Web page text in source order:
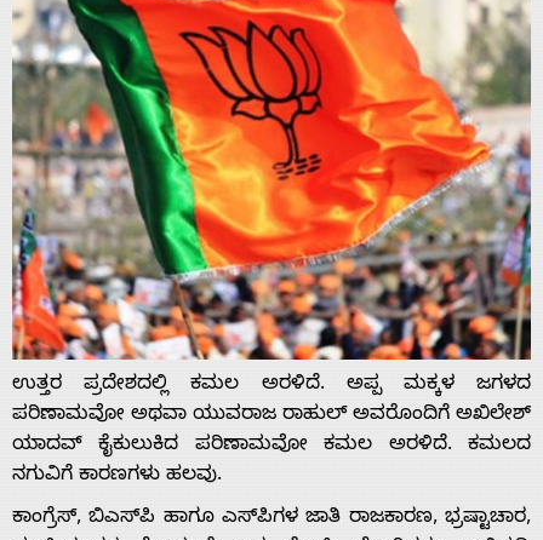
ಉತ್ತರ ಪ್ರದೇಶದಲ್ಲಿ ಕಮಲ ಅರಳಿದೆ. ಅಪ್ಪ ಮಕ್ಕಳ ಜಗಳದ
ಪರಿಣಾಮವೋ ಅಥವಾ ಯುವರಾಜ ರಾಹುಲ್ ಅವರೊಂದಿಗೆ ಅಖಿಲೇಶ್
ಯಾದವ್ ಕೈಕುಲುಕಿದ ಪರಿಣಾಮವೋ ಕಮಲ ಅರಳಿದೆ. ಕಮಲದ
ನಗುವಿಗೆ ಕಾರಣಗಳು ಹಲವು.
ಕಾಂಗ್ರೆಸ್, ಬಿಎಸ್‌ಪಿ ಹಾಗೂ ಎಸ್‌ಪಿಗಳ ಜಾತಿ ರಾಜಕಾರಣ, ಭ್ರಷ್ಟಾಚಾರ,